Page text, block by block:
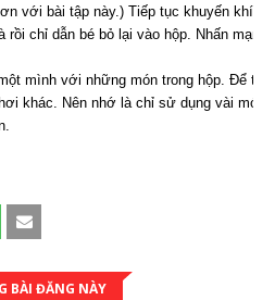
với bài tập này.) Tiếp tục khuyến khích
rồi chỉ dẫn bé bỏ lại vào hộp. Nhấn mạnh
mình với những món trong hộp. Để
khác. Nên nhớ là chỉ sử dụng vài món
BÀI ĐĂNG NÀY